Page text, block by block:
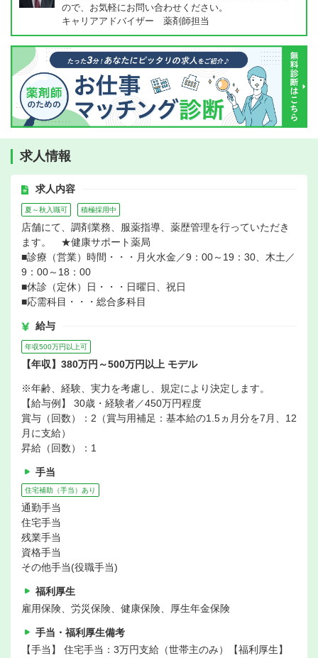
ので、お気軽にお問い合わせください。
キャリアアドバイザー 薬剤師担当
求人情報
求人内容
夏～秋入職可 積極採用中
店舗にて、調剤業務、服薬指導、薬歴管理を行っていただき
ます。 ★健康サポート薬局
■診療（営業）時間・・・月火水金／9：00～19：30、木土／
9：00～18：00
■休診（定休）日・・・日曜日、祝日
■応需科目・・・総合多科目
給与
年収500万円以上可
【年収】380万円～500万円以上 モデル
※年齢、経験、実力を考慮し、規定により決定します。
【給与例】 30歳・経験者／450万円程度
賞与（回数）：2（賞与用補足：基本給の1.5ヵ月分を7月、12
月に支給）
昇給（回数）：1
手当
住宅補助（手当）あり
通勤手当
住宅手当
残業手当
資格手当
その他手当(役職手当)
福利厚生
雇用保険、労災保険、健康保険、厚生年金保険
手当・福利厚生備考
【手当】 住宅手当：3万円支給（世帯主のみ）【福利厚生】